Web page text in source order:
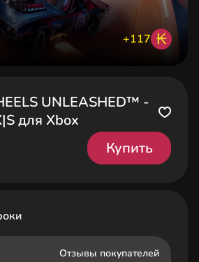
+117 ₭
UNLEASHED™ -
для Xbox
Купить
Отзывы покупателей